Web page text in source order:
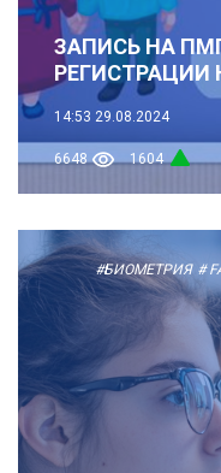
ЗАПИСЬ НА
РЕГИСТРАЦИИ
14:53 29.08.2024
6648 1604
#БИОМЕТРИЯ #